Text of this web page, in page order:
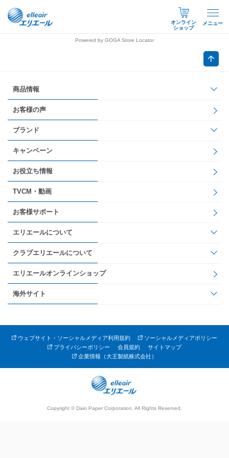
オンライン
ショップ
メニュー
Powered by GOGA Store Locator
商品情報
お客様の声
ブランド
キャンペーン
お役立ち情報
TVCM・動画
お客様サポート
エリエールについて
クラブエリエールについて
エリエールオンラインショップ
海外サイト
ウェブサイト・ソーシャルメディア利用規約
ソーシャルメディアポリシー
プライバシーポリシー
会員規約
サイトマップ
企業情報（大王製紙株式会社）
Copyright © Daio Paper Corporation. All Rights Reserved.